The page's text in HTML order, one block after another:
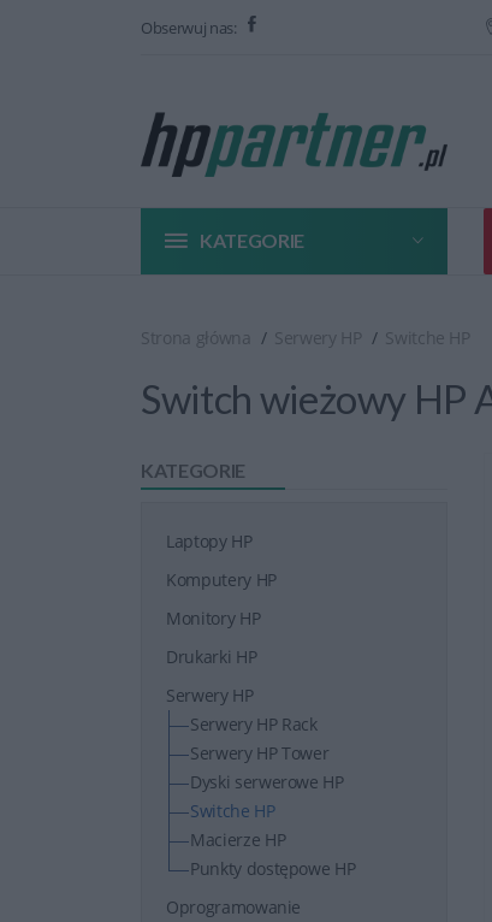
Obserwuj nas:
KATEGORIE
Strona główna Serwery HP Switche HP
Switch wieżowy HP
KATEGORIE
Laptopy HP
Komputery HP
Monitory HP
Drukarki HP
Serwery HP
Serwery HP Rack
Serwery HP Tower
Dyski serwerowe HP
Switche HP
Macierze HP
Punkty dostępowe HP
Oprogramowanie